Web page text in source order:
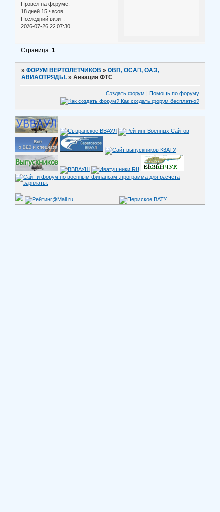
Провел на форуме:
18 дней 15 часов
Последний визит:
2026-07-26 22:07:30
Страница:1
»ФОРУМ ВЕРТОЛЕТЧИКОВ »ОВП, ОСАП, ОАЭ,
АВИАОТРЯДЫ. »Авиация ФТС
Создать форум | Помощь по форуму